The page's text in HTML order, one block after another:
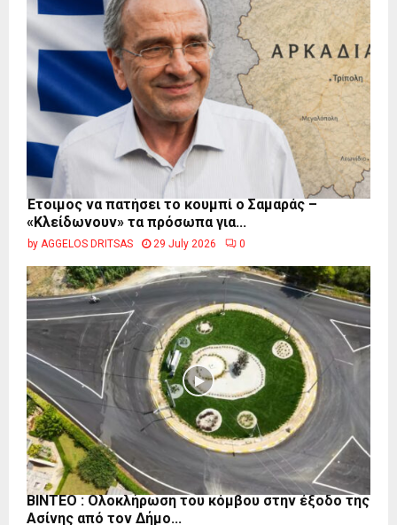
Έτοιμος να πατήσει το κουμπί ο Σαμαράς –
«Κλείδωνουν» τα πρόσωπα για...
by AGGELOS DRITSAS 29 July 2026 0
ΒΙΝΤΕΟ : Ολοκλήρωση του κόμβου στην έξοδο της
Ασίνης από τον Δήμο...